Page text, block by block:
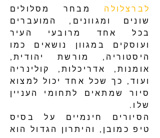
לברצלולה
מבחר מסלולים
שונים ומגוונים, המועברים
בכל אחד מרובעי העיר
ועוסקים במגוון נושאים כמו
היסטוריה, מורשת יהודית,
אומנות, אדריכלות, קולינריה
ועוד, כך שכל אחד יכול למצוא
סיור שמתאים לתחומי העניין
שלו.
הסיורים חינמיים על בסיס
טיפ כמובן, והיתרון הגדול הוא